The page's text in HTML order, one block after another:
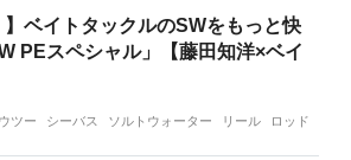
】ベイトタックルのSWをもっと快
PEスペシャル」【藤田知洋×ベイ
ツー シーバス ソルトウォーター リール ロッド